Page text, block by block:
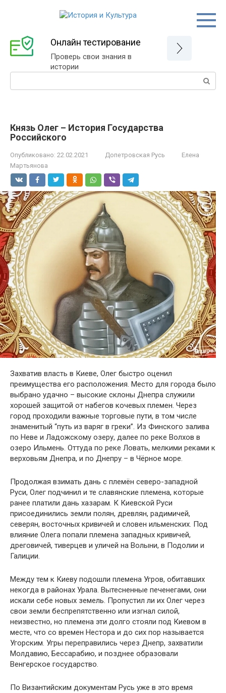
Онлайн тестирование
Проверь свои знания в
истории
Поиск:
Князь Олег – История Государства
Российского
Опубликовано: 22.02.2021 Допетровская Русь
Елена
Мартьянова
Захватив власть в Киеве, Олег быстро оценил
преимущества его расположения. Место для города было
выбрано удачно – высокие склоны Днепра служили
хорошей защитой от набегов кочевых племен. Через
город проходили важные торговые пути, в том числе
знаменитый “путь из варяг в греки”. Из Финского залива
по Неве и Ладожскому озеру, далее по реке Волхов в
озеро Ильмень. Оттуда по реке Ловать, мелкими реками к
верховьям Днепра, и по Днепру – в Чёрное море.
Продолжая взимать дань с племён северо-западной
Руси, Олег подчинил и те славянские племена, которые
ранее платили дань хазарам. К Киевской Руси
присоединились земли полян, древлян, радимичей,
северян, восточных кривичей и словен ильменских. Под
влияние Олега попали племена западных кривичей,
дреговичей, тиверцев и уличей на Волыни, в Подолии и
Галиции.
Между тем к Киеву подошли племена Угров, обитавших
некогда в районах Урала. Вытесненные печенегами, они
искали себе новых земель. Пропустил ли их Олег через
свои земли беспрепятственно или изгнал силой,
неизвестно, но племена эти долго стояли под Киевом в
месте, что со времен Нестора и до сих пор называется
Угорским. Угры переправились через Днепр, захватили
Молдавию, Бессарабию, и позднее образовали
Венгерское государство.
По Византийским документам Русь уже в это время